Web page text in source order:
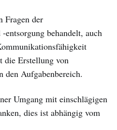
Fragen der
entsorgung behandelt, auch
die Erstellung von
den Aufgabenbereich.
Umgang mit einschlägigen
dies ist abhängig vom